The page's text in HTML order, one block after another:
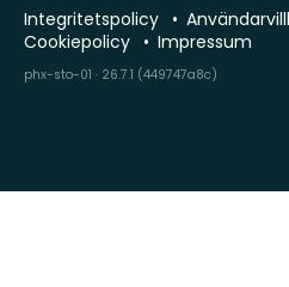
Integritetspolicy
Cookiepolicy
Impressum
phx-sto-01 · 26.7.1 (449747a8c)